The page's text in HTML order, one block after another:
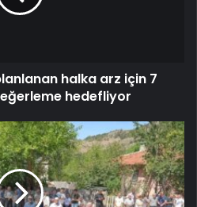
halka arz için 7
hedefliyor